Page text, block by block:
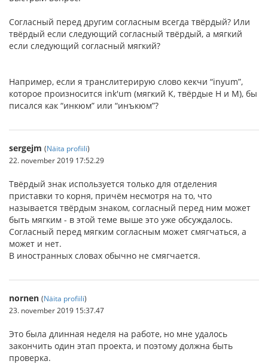
Согласный перед другим согласным всегда твёрдый? Или
твёрдый если следующий согласный твёрдый, а мягкий
если следующий согласный мягкий?
Например, если я транслитерирую слово кекчи “inyum”,
которое произносится ink'um (мягкий К, твёрдые Н и М), бы
писался как “инкюм” или “инъкюм”?
sergejm (Näita profiili)
22. november 2019 17:52.29
Твёрдый знак используется только для отделения
приставки то корня, причём несмотря на то, что
называется твёрдым знаком, согласный перед ним может
быть мягким - в этой теме выше это уже обсуждалось.
Согласный перед мягким согласным может смягчаться, а
может и нет.
В иностранных словах обычно не смягчается.
nornen (Näita profiili)
23. november 2019 15:37.47
Это была длинная неделя на работе, но мне удалось
закончить один этап проекта, и поэтому должна быть
проверка.